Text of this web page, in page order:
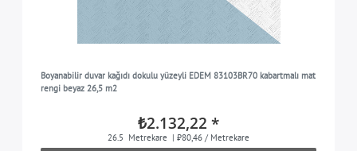
Boyanabilir duvar kağıdı dokulu yüzeyli EDEM 83103BR70 kabartmalı mat
rengi beyaz 26,5 m2
₺2.132,22 *
26.5 Metrekare | ₺80,46 / Metrekare